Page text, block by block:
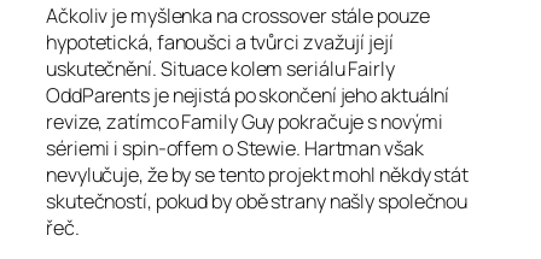
Ačkoliv je myšlenka na crossover stále pouze
hypotetická, fanoušci a tvůrci zvažují její
uskutečnění. Situace kolem seriálu Fairly
OddParents je nejistá po skončení jeho aktuální
revize, zatímco Family Guy pokračuje s novými
sériemi i spin-offem o Stewie. Hartman však
nevylučuje, že by se tento projekt mohl někdy stát
skutečností, pokud by obě strany našly společnou
řeč.